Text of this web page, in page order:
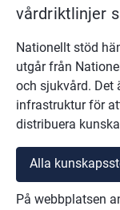
vårdriktlinjer
Nationellt stöd
utgår från
och sjukvård. Det
infrastruktur för
distribuera
Alla
På webbplatsen